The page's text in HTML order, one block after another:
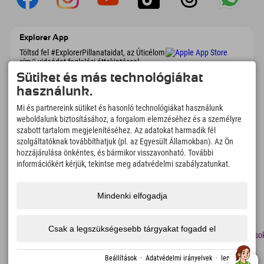
Explorer App
Töltsd fel #ExplorerPillanataidat, az Úticélom
című videódat foglalási áttekintéssel,
bakancslistával, étterem áttekintéssel és
még sok mással. Töltsd le most!
Felfedezős pillanatok ideje
166
Hegyi tavak és
élményfürdők
4.634km
Sí- és snowboardpályák
8.991km 97%
Adatvédelem Megközelíthetőség
Fenntarthatósági
Sütiket és más technológiákat
használunk.
Mi és partnereink sütiket és hasonló technológiákat használunk
weboldalunk biztosításához, a forgalom elemzéséhez és a személyre
szabott tartalom megjelenítéséhez. Az adatokat harmadik fél
szolgáltatóknak továbbíthatjuk (pl. az Egyesült Államokban). Az Ön
hozzájárulása önkéntes, és bármikor visszavonható. További
információkért kérjük, tekintse meg adatvédelmi szabályzatunkat.
Mindenki elfogadja
Csak a legszükségesebb tárgyakat fogadd el
Beállítások · Adatvédelmi irányelvek · lenyomat